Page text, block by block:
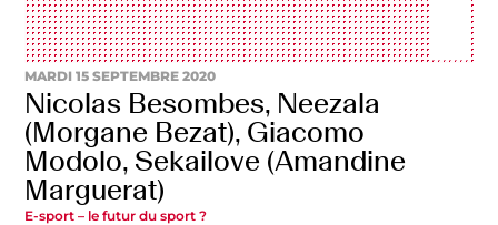
MARDI 15 SEPTEMBRE 2020
Nicolas Besombes, Neezala
(Morgane Bezat), Giacomo
Modolo, Sekailove (Amandine
Marguerat)
E-sport – le futur du sport ?